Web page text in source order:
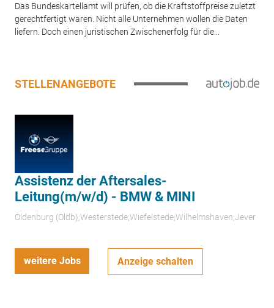
Das Bundeskartellamt will prüfen, ob die Kraftstoffpreise zuletzt
gerechtfertigt waren. Nicht alle Unternehmen wollen die Daten
liefern. Doch einen juristischen Zwischenerfolg für die...
STELLENANGEBOTE
Assistenz der Aftersales-
Leitung(m/w/d) - BMW & MINI
Oldenburg (Oldb);Westerstede;Wiefelstede;Wilhelmshaven;Jever
weitere Jobs Anzeige schalten